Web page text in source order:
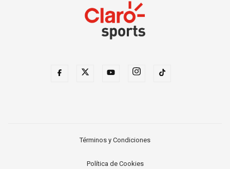
Términos y Condiciones
Política de Cookies